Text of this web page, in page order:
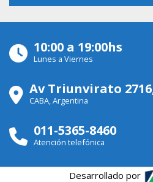
10:00 a 19:00hs
Lunes a Viernes
Av Triunvirato
CABA, Argentina
011-5365-8460
Atención telefónica
Desarrollado por